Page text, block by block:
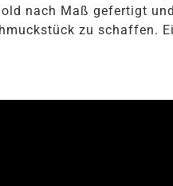
nach Maß gefertigt
zu schaffen.